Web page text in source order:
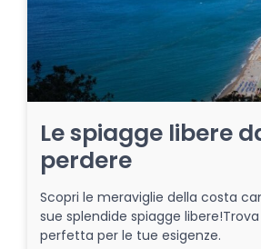
Le spiagge libere
perdere
Scopri le meraviglie della costa
sue splendide spiagge
perfetta per le tue esigenze.